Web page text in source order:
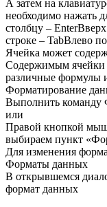
А затем на
необходимо нажать
столбцу –
строке – TabВлево
Ячейка может
Содержимым ячейки
различные формулы
Форматирование
Выполнить команду
или
Правой кнопкой
выбираем пункт
Для изменения
Форматы данных
В открывшемся
формат данных